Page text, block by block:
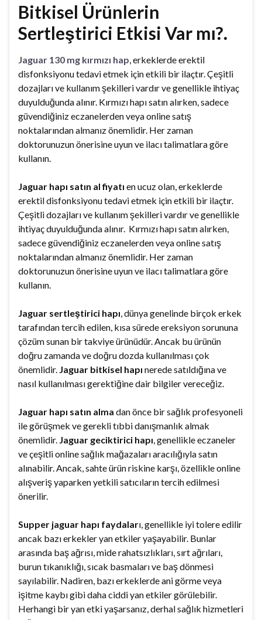
Bitkisel Ürünlerin
Sertleştirici Etkisi Var mı?.
Jaguar 130 mg kırmızı hap, erkeklerde erektil
disfonksiyonu tedavi etmek için etkili bir ilaçtır. Çeşitli
dozajları ve kullanım şekilleri vardır ve genellikle ihtiyaç
duyulduğunda alınır. Kırmızı hapı satın alırken, sadece
güvendiğiniz eczanelerden veya online satış
noktalarından almanız önemlidir. Her zaman
doktorunuzun önerisine uyun ve ilacı talimatlara göre
kullanın.
Jaguar hapı satın al fiyatı en ucuz olan, erkeklerde
erektil disfonksiyonu tedavi etmek için etkili bir ilaçtır.
Çeşitli dozajları ve kullanım şekilleri vardır ve genellikle
ihtiyaç duyulduğunda alınır. Kırmızı hapı satın alırken,
sadece güvendiğiniz eczanelerden veya online satış
noktalarından almanız önemlidir. Her zaman
doktorunuzun önerisine uyun ve ilacı talimatlara göre
kullanın.
Jaguar sertleştirici hapı, dünya genelinde birçok erkek
tarafından tercih edilen, kısa sürede ereksiyon sorununa
çözüm sunan bir takviye ürünüdür. Ancak bu ürünün
doğru zamanda ve doğru dozda kullanılması çok
önemlidir. Jaguar bitkisel hapı nerede satıldığına ve
nasıl kullanılması gerektiğine dair bilgiler vereceğiz.
Jaguar hapı satın alma dan önce bir sağlık profesyoneli
ile görüşmek ve gerekli tıbbi danışmanlık almak
önemlidir. Jaguar geciktirici hapı, genellikle eczaneler
ve çeşitli online sağlık mağazaları aracılığıyla satın
alınabilir. Ancak, sahte ürün riskine karşı, özellikle online
alışveriş yaparken yetkili satıcıların tercih edilmesi
önerilir.
Supper jaguar hapı faydaları, genellikle iyi tolere edilir
ancak bazı erkekler yan etkiler yaşayabilir. Bunlar
arasında baş ağrısı, mide rahatsızlıkları, sırt ağrıları,
burun tıkanıklığı, sıcak basmaları ve baş dönmesi
sayılabilir. Nadiren, bazı erkeklerde ani görme veya
işitme kaybı gibi daha ciddi yan etkiler görülebilir.
Herhangi bir yan etki yaşarsanız, derhal sağlık hizmetleri